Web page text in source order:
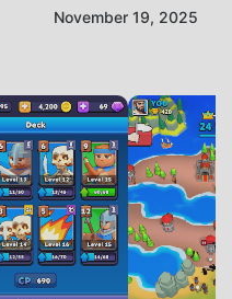
November 19, 2025